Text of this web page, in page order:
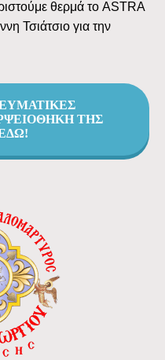
θερμά το ASTRA
Τσιάτσιο για την
ΤΗΣ